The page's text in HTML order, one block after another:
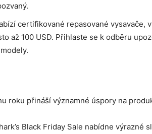
certifikované repasované vysavače,
až 100 USD. Přihlaste se k odběru
roku přináší významné úspory na
Black Friday Sale nabídne výrazné